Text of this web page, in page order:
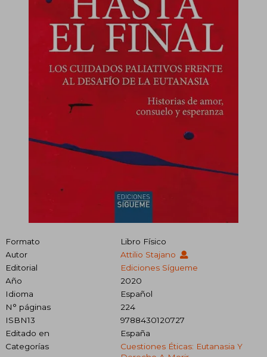
Formato
Libro Físico
Autor
Attilio Stajano
Editorial
Ediciones Sígueme
Año
2020
Idioma
Español
N° páginas
224
ISBN13
9788430120727
Editado en
España
Categorías
Cuestiones Éticas: Eutanasia Y